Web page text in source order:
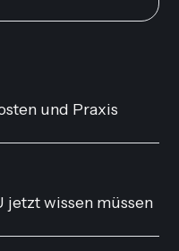
und Praxis
jetzt wissen müssen